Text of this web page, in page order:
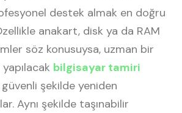
destek almak en doğru
anakart, disk ya da RAM
söz konusuysa, uzman bir
bilgisayar tamiri
şekilde yeniden
Aynı şekilde taşınabilir